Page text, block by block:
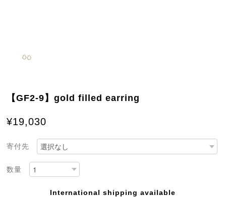
【GF2-9】gold filled earring
¥19,030
寄付先
数量
International shipping available